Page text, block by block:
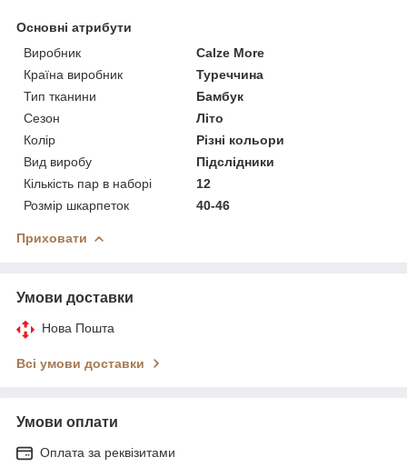
Основні атрибути
Виробник
Calze More
Країна виробник
Туреччина
Тип тканини
Бамбук
Сезон
Літо
Колір
Різні кольори
Вид виробу
Підслідники
Кількість пар в наборі
12
Розмір шкарпеток
40-46
Приховати
Умови доставки
Нова Пошта
Всі умови доставки
Умови оплати
Оплата за реквізитами